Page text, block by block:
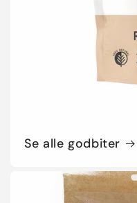
Se alle godbiter